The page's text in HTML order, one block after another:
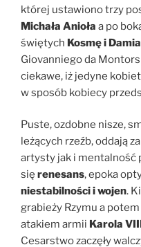
której ustawiono trzy
Michała Anioła a po
świętych Kosmę i
Giovanniego da
ciekawe, iż jedyne
w sposób kobiecy
Puste, ozdobne nisze,
leżących rzeźb, oddają
artysty jak i mentalność
się renesans, epoka
niestabilności i wojen.
grabieży Rzymu a potem
atakiem armii Karola VIII
Cesarstwo zaczęły